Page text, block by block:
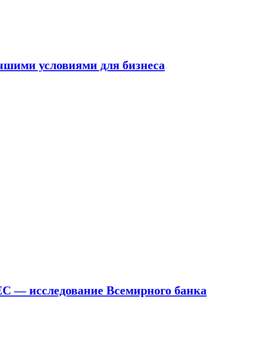
условиями для бизнеса
— исследование Всемирного банка